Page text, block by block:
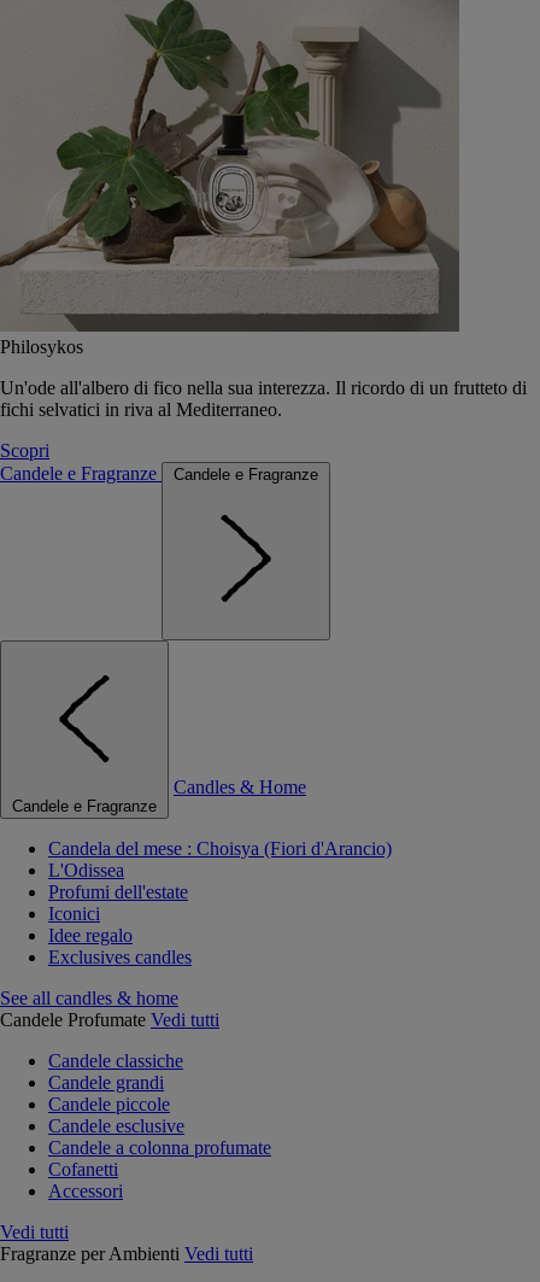
Philosykos
Un'ode all'albero di fico nella sua interezza. Il ricordo di un frutteto di
fichi selvatici in riva al Mediterraneo.
Scopri
Candele e Fragranze
Candele e Fragranze
Candele e Fragranze
Candles & Home
Candela del mese : Choisya (Fiori d'Arancio)
L'Odissea
Profumi dell'estate
Iconici
Idee regalo
Exclusives candles
See all candles & home
Candele Profumate Vedi tutti
Candele classiche
Candele grandi
Candele piccole
Candele esclusive
Candele a colonna profumate
Cofanetti
Accessori
Vedi tutti
Fragranze per Ambienti Vedi tutti